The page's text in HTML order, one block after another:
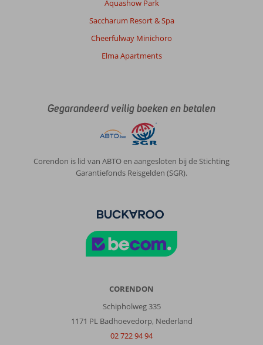
Aquashow Park
Saccharum Resort & Spa
Cheerfulway Minichoro
Elma Apartments
Gegarandeerd veilig boeken en betalen
Corendon is lid van ABTO en aangesloten bij de Stichting
Garantiefonds Reisgelden (SGR).
CORENDON
Schipholweg 335
1171 PL Badhoevedorp, Nederland
02 722 94 94